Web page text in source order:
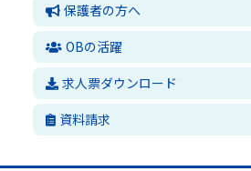
保護者の方へ
OBの活躍
求人票ダウンロード
資料請求